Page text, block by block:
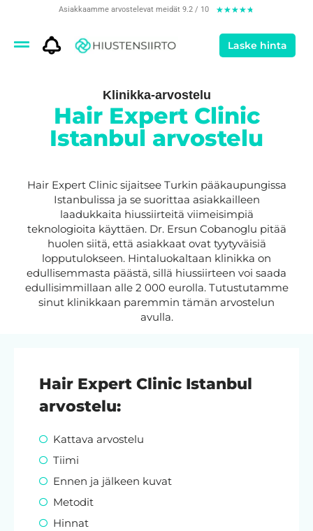
Asiakkaamme arvostelevat meidät 9.2 / 10 ★★★★★
Laske hinta
Klinikka-arvostelu
Hair Expert Clinic
Istanbul arvostelu
Hair Expert Clinic sijaitsee Turkin pääkaupungissa
Istanbulissa ja se suorittaa asiakkailleen
laadukkaita hiussiirteitä viimeisimpiä
teknologioita käyttäen. Dr. Ersun Cobanoglu pitää
huolen siitä, että asiakkaat ovat tyytyväisiä
lopputulokseen. Hintaluokaltaan klinikka on
edullisemmasta päästä, sillä hiussiirteen voi saada
edullisimmillaan alle 2 000 eurolla. Tutustutamme
sinut klinikkaan paremmin tämän arvostelun
avulla.
Hair Expert Clinic Istanbul
arvostelu:
Kattava arvostelu
Tiimi
Ennen ja jälkeen kuvat
Metodit
Hinnat